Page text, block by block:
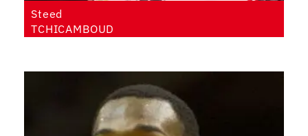
Steed
TCHICAMBOUD